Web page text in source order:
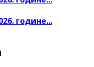
године...